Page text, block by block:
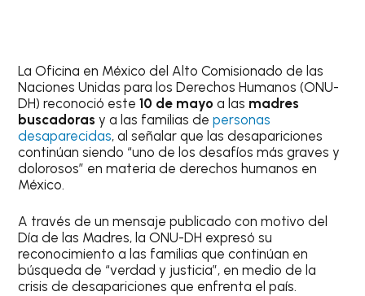
La Oficina en México del Alto Comisionado de las
Naciones Unidas para los Derechos Humanos (ONU-
DH) reconoció este10 de mayo a las madres
buscadoras y a las familias depersonas
desaparecidas, al señalar que las desapariciones
continúan siendo “uno de los desafíos más graves y
dolorosos” en materia de derechos humanos en
México.
A través de un mensaje publicado con motivo del
Día de las Madres, la ONU-DH expresó su
reconocimiento a las familias que continúan en
búsqueda de “verdad y justicia”, en medio de la
crisis de desapariciones que enfrenta el país.